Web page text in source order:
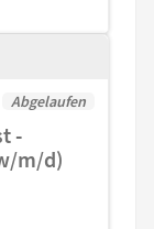
Abgelaufen
-
m/d)